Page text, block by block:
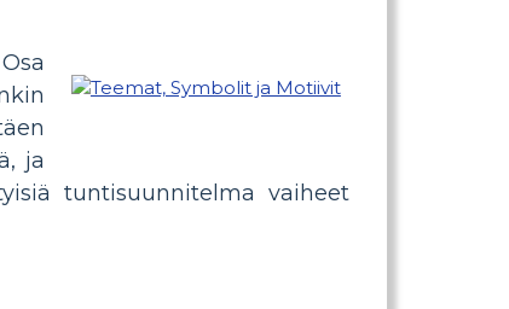
ja
tuntisuunnitelma vaiheet